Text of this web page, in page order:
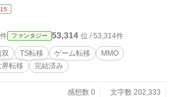
と転移していたのだった。 ネワオンの無い元の
かった彼は、そのままプレイヤーキャラである
してネワオンの世界で生きて行くことを決意。
おっさんの第二の人生が今始まるのである。
ファンタジー 53,314 位 / 53,314件
双 TS転移 ゲーム転移
MMO
界転移 完結済み
感想数 0
文字数 202,333